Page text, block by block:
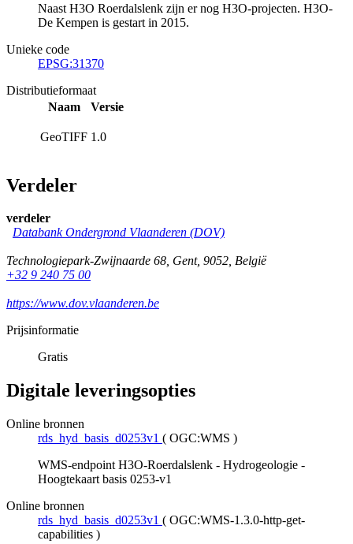
Naast H3O Roerdalslenk zijn er nog H3O-projecten. H3O-
De Kempen is gestart in 2015.
Unieke code
EPSG:31370
Distributieformaat
Naam
Versie
GeoTIFF 1.0
Verdeler
verdeler
Databank Ondergrond Vlaanderen (DOV)
Technologiepark-Zwijnaarde 68, Gent, 9052, België
+32 9 240 75 00
https://www.dov.vlaanderen.be
Prijsinformatie
Gratis
Digitale leveringsopties
Online bronnen
rds_hyd_basis_d0253v1 ( OGC:WMS )
WMS-endpoint H3O-Roerdalslenk - Hydrogeologie -
Hoogtekaart basis 0253-v1
Online bronnen
rds_hyd_basis_d0253v1 ( OGC:WMS-1.3.0-http-get-
capabilities )